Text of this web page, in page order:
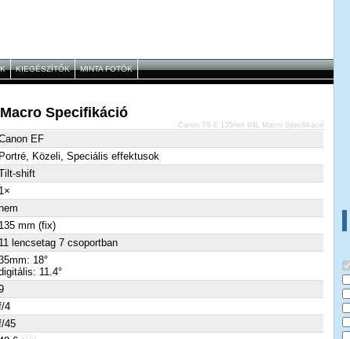
KIEGÉSZÍTŐK MINTA FOTÓK
Specifikáció
EF
Portré, Közeli, Speciális effektusok
shift
1×
135 mm (fix)
11 lencsetag 7 csoportban
18°
11.4°
4
45
Canon TS-E 135mm f/4L Macro Specifikáció